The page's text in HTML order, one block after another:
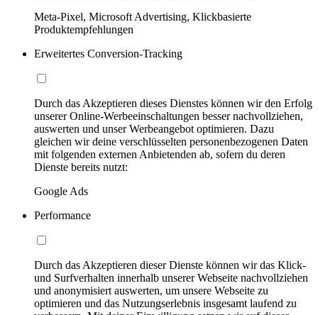
Meta-Pixel, Microsoft Advertising, Klickbasierte
Produktempfehlungen
Erweitertes Conversion-Tracking
Durch das Akzeptieren dieses Dienstes können wir den Erfolg
unserer Online-Werbeeinschaltungen besser nachvollziehen,
auswerten und unser Werbeangebot optimieren. Dazu
gleichen wir deine verschlüsselten personenbezogenen Daten
mit folgenden externen Anbietenden ab, sofern du deren
Dienste bereits nutzt:
Google Ads
Performance
Durch das Akzeptieren dieser Dienste können wir das Klick-
und Surfverhalten innerhalb unserer Webseite nachvollziehen
und anonymisiert auswerten, um unsere Webseite zu
optimieren und das Nutzungserlebnis insgesamt laufend zu